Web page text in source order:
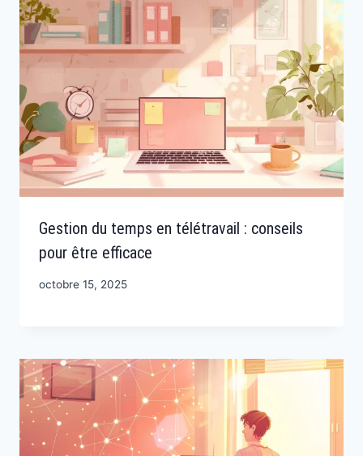
Gestion du temps en télétravail : conseils
pour être efficace
octobre 15, 2025